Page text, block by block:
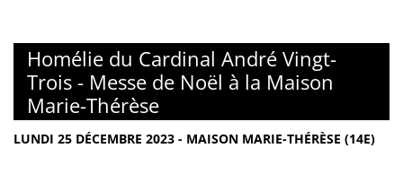
Homélie du Cardinal André Vingt-
Trois - Messe de Noël à la Maison
Marie-Thérèse
LUNDI 25 DÉCEMBRE 2023 - MAISON MARIE-THÉRÈSE (14E)